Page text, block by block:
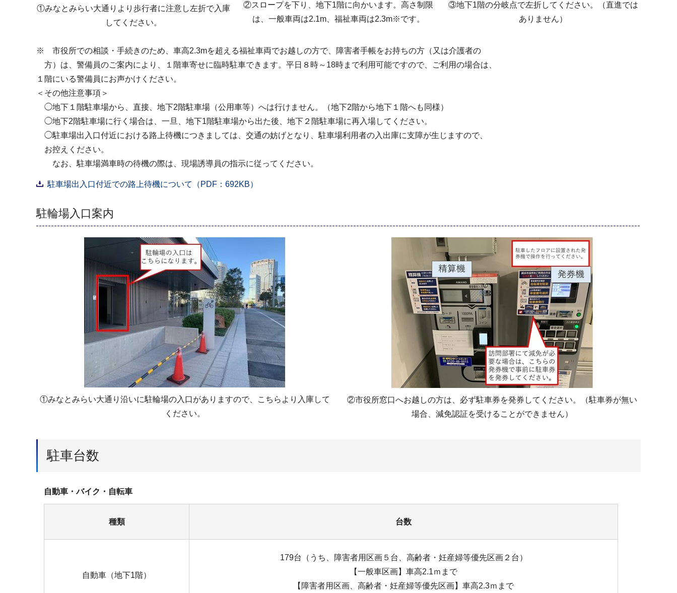
①みなとみらい大通りより歩行者に注意し左折で入庫
してください。
②スロープを下り、地下1階に向かいます。高さ制限
は、一般車両は2.1m、福祉車両は2.3m※です。
③地下1階の分岐点で左折してください。（直進では
ありません）
※ 市役所での相談・手続きのため、車高2.3mを超える福祉車両でお越しの方で、障害者手帳をお持ちの方（又は介護者の
方）は、警備員のご案内により、１階車寄せに臨時駐車できます。平日８時～18時まで利用可能ですので、ご利用の場合は、
１階にいる警備員にお声かけください。
＜その他注意事項＞
◯地下１階駐車場から、直接、地下2階駐車場（公用車等）へは行けません。（地下2階から地下１階へも同様）
◯地下2階駐車場に行く場合は、一旦、地下1階駐車場から出た後、地下２階駐車場に再入場してください。
◯駐車場出入口付近における路上待機につきましては、交通の妨げとなり、駐車場利用者の入出庫に支障が生じますので、
お控えください。
なお、駐車場満車時の待機の際は、現場誘導員の指示に従ってください。
駐車場出入口付近での路上待機について（PDF：692KB）
駐輪場入口案内
①みなとみらい大通り沿いに駐輪場の入口がありますので、こちらより入庫して
ください。
②市役所窓口へお越しの方は、必ず駐車券を発券してください。（駐車券が無い
場合、減免認証を受けることができません）
駐車台数
自動車・バイク・自転車
種類 台数
自動車（地下1階）
179台（うち、障害者用区画５台、高齢者・妊産婦等優先区画２台）
【一般車区画】車高2.1ｍまで
【障害者用区画、高齢者・妊産婦等優先区画】車高2.3ｍまで